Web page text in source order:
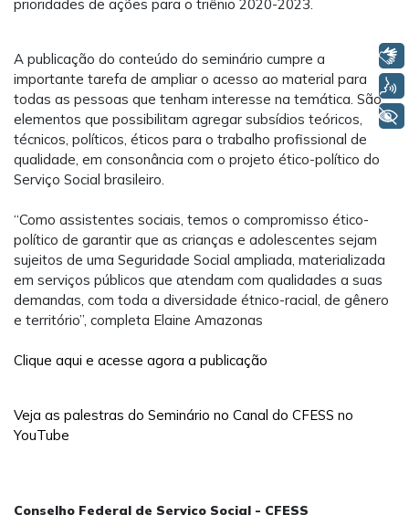
prioridades de ações para o triênio 2020-2023.
A publicação do conteúdo do seminário cumpre a
importante tarefa de ampliar o acesso ao material para
todas as pessoas que tenham interesse na temática. São
elementos que possibilitam agregar subsídios teóricos,
técnicos, políticos, éticos para o trabalho profissional de
qualidade, em consonância com o projeto ético-político do
Serviço Social brasileiro.
“Como assistentes sociais, temos o compromisso ético-
político de garantir que as crianças e adolescentes sejam
sujeitos de uma Seguridade Social ampliada, materializada
em serviços públicos que atendam com qualidades a suas
demandas, com toda a diversidade étnico-racial, de gênero
e território”, completa Elaine Amazonas
Clique aqui e acesse agora a publicação
Veja as palestras do Seminário no Canal do CFESS no
YouTube
Conselho Federal de Serviço Social - CFESS
Libras
Voz
+ Acessibilidade